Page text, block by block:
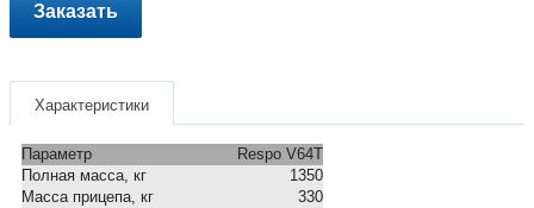
Заказать
Характеристики
Параметр
Respo V64T
Полная масса, кг
1350
Масса прицепа, кг
330